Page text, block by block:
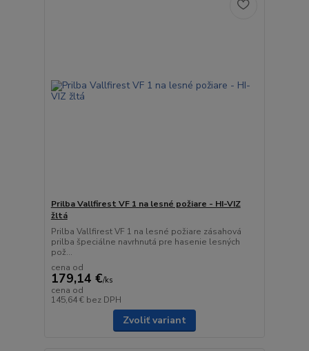
Prilba Vallfirest VF 1 na lesné požiare - HI-VIZ
žltá
Prilba Vallfirest VF 1 na lesné požiare zásahová
prilba špeciálne navrhnutá pre hasenie lesných
pož...
cena od
179,14 €/ks
cena od
145,64 € bez DPH
Zvoliť variant